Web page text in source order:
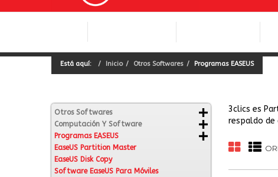
Está aquí: Inicio Otros Softwares Programas EASEUS
Otros Softwares
Computación Y Software
Programas EASEUS
EaseUS Partition Master
EaseUS Disk Copy
Software EaseUS Para Móviles
3clics es
respaldo de